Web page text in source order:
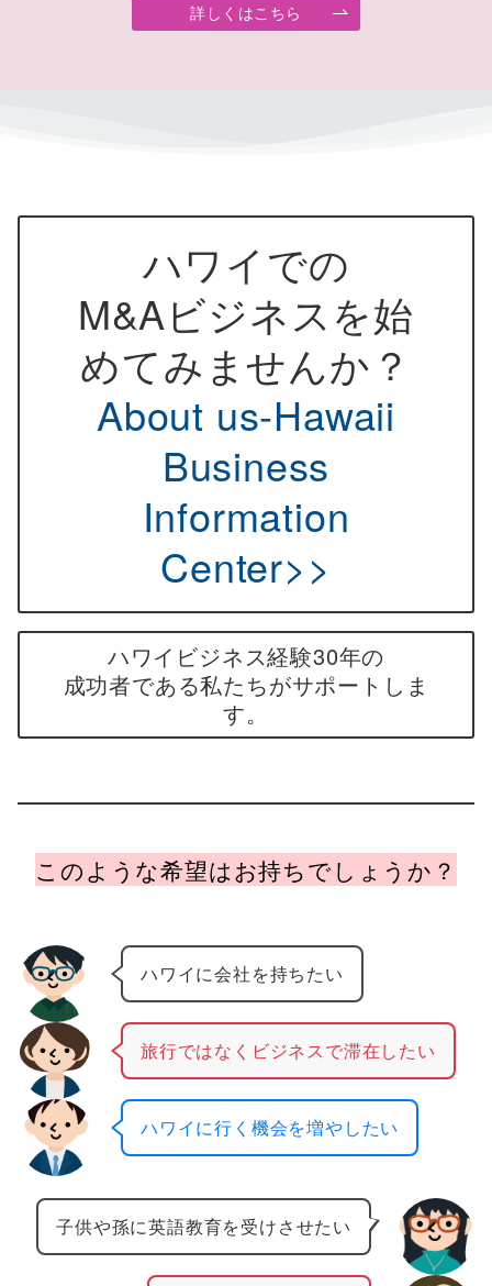
詳しくはこちら
ハワイでの
M&Aビジネスを始
めてみませんか？
About us-Hawaii
Business
Information
Center>>
ハワイビジネス経験30年の
成功者である私たちがサポートしま
す。
このような希望はお持ちでしょうか？
ハワイに会社を持ちたい
旅行ではなくビジネスで滞在したい
ハワイに行く機会を増やしたい
子供や孫に英語教育を受けさせたい